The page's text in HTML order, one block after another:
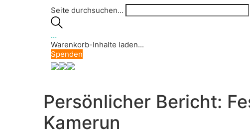
Seite durchsuchen...
…
Warenkorb-Inhalte laden...
Spenden
Persönlicher Bericht:
Kamerun